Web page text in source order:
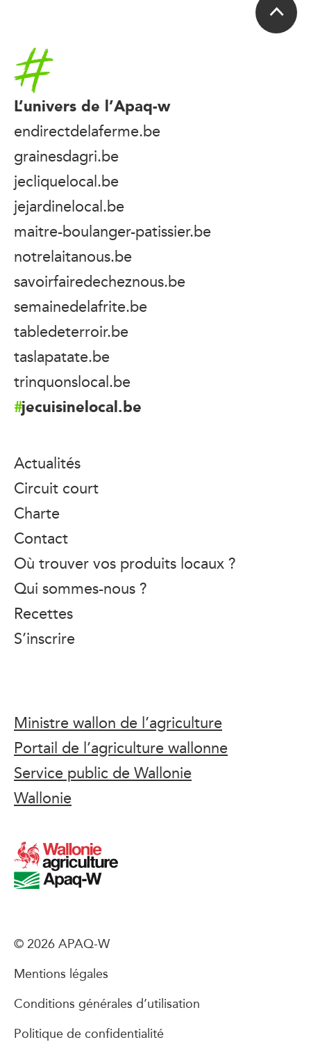
Accueil
L’univers de l’Apaq-w
endirectdelaferme.be
grainesdagri.be
jecliquelocal.be
jejardinelocal.be
maitre-boulanger-patissier.be
notrelaitanous.be
savoirfairedecheznous.be
semainedelafrite.be
tabledeterroir.be
taslapatate.be
trinquonslocal.be
jecuisinelocal.be
Actualités
Circuit court
Charte
Contact
Où trouver vos produits locaux ?
Qui sommes-nous ?
Recettes
S’inscrire
Ministre wallon de l’agriculture
Portail de l’agriculture wallonne
Service public de Wallonie
Wallonie
© 2026 APAQ-W
Mentions légales
Conditions générales d’utilisation
Politique de confidentialité